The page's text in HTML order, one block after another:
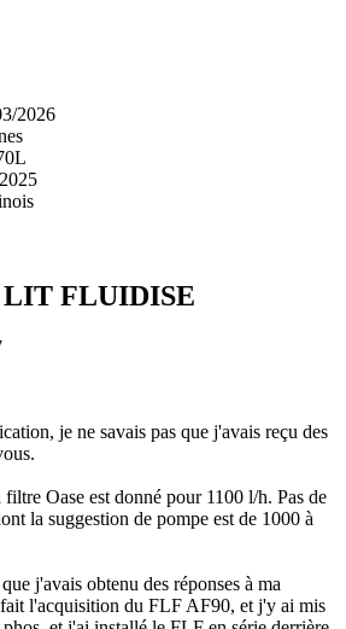
2026
FLUIDISE
je ne savais pas que j'avais reçu des
Oase est donné pour 1100 l/h. Pas de
la suggestion de pompe est de 1000 à
j'avais obtenu des réponses à ma
l'acquisition du FLF AF90, et j'y ai mis